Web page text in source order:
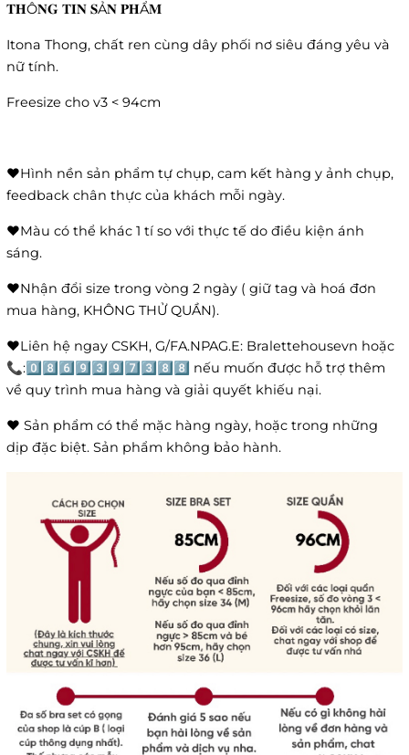
𝐓𝐇Ô𝐍𝐆 𝐓𝐈𝐍 𝐒Ả𝐍 𝐏𝐇Ẩ𝐌
Itona Thong, chất ren cùng dây phối nơ siêu đáng yêu và
nữ tính.
Freesize cho v3 < 94cm
❤️Hình nền sản phẩm tự chụp, cam kết hàng y ảnh chụp,
feedback chân thực của khách mỗi ngày.
❤️Màu có thể khác 1 tí so với thực tế do điều kiện ánh
sáng.
❤️Nhận đổi size trong vòng 2 ngày ( giữ tag và hoá đơn
mua hàng, KHÔNG THỬ QUẦN).
❤️Liên hệ ngay CSKH, G/FA.NPAG.E: Bralettehousevn hoặc
📞:0️⃣8️⃣6️⃣9️⃣3️⃣9️⃣7️⃣3️⃣8️⃣8️⃣ nếu muốn được hỗ trợ thêm
về quy trình mua hàng và giải quyết khiếu nại.
❤️ Sản phẩm có thể mặc hàng ngày, hoặc trong những
dịp đặc biệt. Sản phẩm không bảo hành.